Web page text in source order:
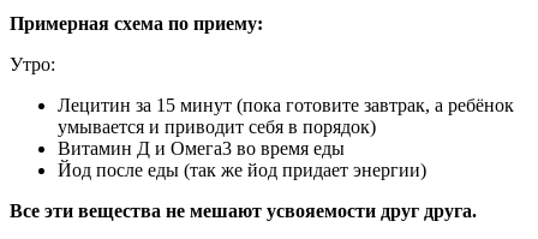
Примерная схема по приему:
Утро:
Лецитин за 15 минут (пока готовите завтрак, а ребёнок
умывается и приводит себя в порядок)
Витамин Д и Омега3 во время еды
Йод после еды (так же йод придает энергии)
Все эти вещества не мешают усвояемости друг друга.